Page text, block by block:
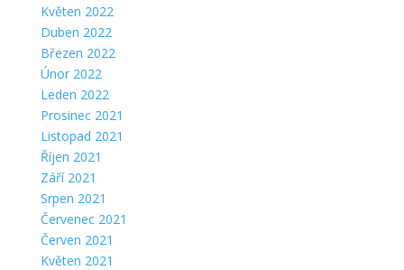
Květen 2022
Duben 2022
Březen 2022
Únor 2022
Leden 2022
Prosinec 2021
Listopad 2021
Říjen 2021
Září 2021
Srpen 2021
Červenec 2021
Červen 2021
Květen 2021